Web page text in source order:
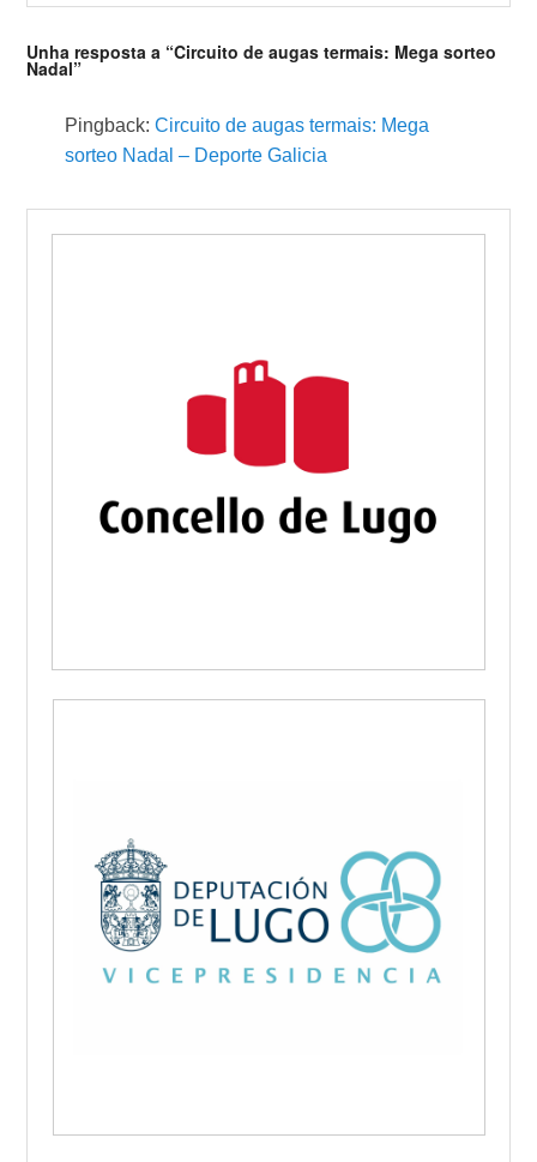
Unha resposta a “Circuito de augas termais: Mega sorteo
Nadal”
Pingback:Circuito de augas termais: Mega
sorteo Nadal – Deporte Galicia